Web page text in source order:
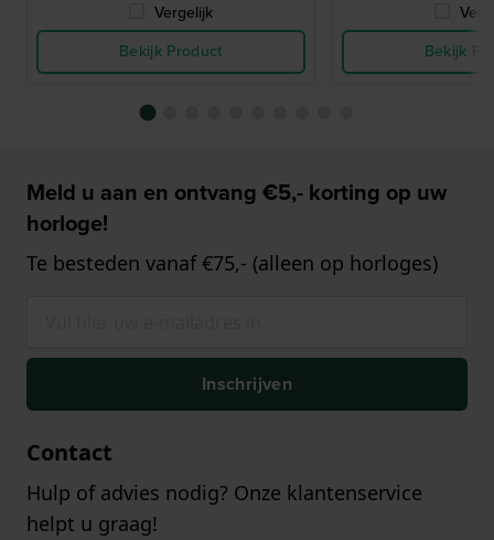
Vergelijk
Bekijk Product
Bekijk
Meld u aan en ontvang €5,- korting op uw
horloge!
Te besteden vanaf €75,- (alleen op horloges)
Inschrijven
Contact
Hulp of advies nodig? Onze klantenservice
helpt u graag!